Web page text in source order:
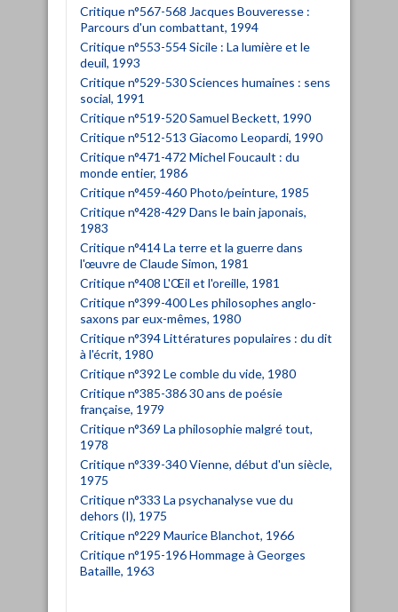
Critique n°567-568 Jacques Bouveresse :
Parcours d'un combattant, 1994
Critique n°553-554 Sicile : La lumière et le
deuil, 1993
Critique n°529-530 Sciences humaines : sens
social, 1991
Critique n°519-520 Samuel Beckett, 1990
Critique n°512-513 Giacomo Leopardi, 1990
Critique n°471-472 Michel Foucault : du
monde entier, 1986
Critique n°459-460 Photo/peinture, 1985
Critique n°428-429 Dans le bain japonais,
1983
Critique n°414 La terre et la guerre dans
l'œuvre de Claude Simon, 1981
Critique n°408 L'Œil et l'oreille, 1981
Critique n°399-400 Les philosophes anglo-
saxons par eux-mêmes, 1980
Critique n°394 Littératures populaires : du dit
à l'écrit, 1980
Critique n°392 Le comble du vide, 1980
Critique n°385-386 30 ans de poésie
française, 1979
Critique n°369 La philosophie malgré tout,
1978
Critique n°339-340 Vienne, début d'un siècle,
1975
Critique n°333 La psychanalyse vue du
dehors (I), 1975
Critique n°229 Maurice Blanchot, 1966
Critique n°195-196 Hommage à Georges
Bataille, 1963